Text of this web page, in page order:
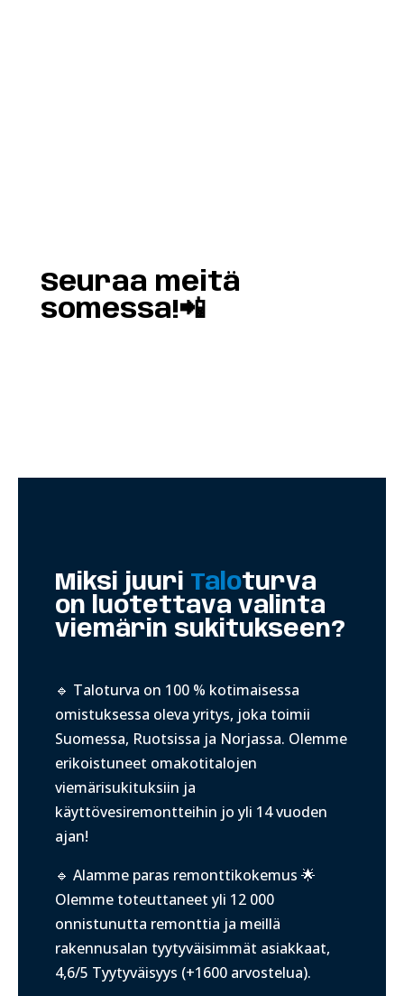
Load More Follow on Instagram
Seuraa meitä
somessa!📲
Miksi juuri Taloturva
on luotettava valinta
viemärin sukitukseen?
🔹 Taloturva on 100 % kotimaisessa
omistuksessa oleva yritys, joka toimii
Suomessa, Ruotsissa ja Norjassa. Olemme
erikoistuneet omakotitalojen
viemärisukituksiin ja
käyttövesiremontteihin jo yli 14 vuoden
ajan!
🔹 Alamme paras remonttikokemus 🌟
Olemme toteuttaneet yli 12 000
onnistunutta remonttia ja meillä
rakennusalan tyytyväisimmät asiakkaat,
4,6/5 Tyytyväisyys (+1600 arvostelua).